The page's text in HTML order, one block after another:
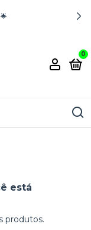
0
está
produtos.